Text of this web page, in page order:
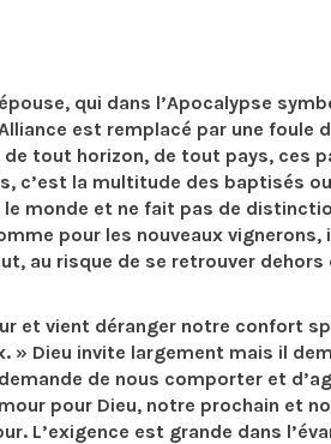
qui dans l’Apocalypse
est remplacé par une foule
tout horizon, de tout pays, ces
c’est la multitude des baptisés
monde et ne fait pas de
pour les nouveaux vignerons,
au risque de se retrouver
et vient déranger notre confort
Dieu invite largement mais il
de nous comporter et
pour Dieu, notre prochain et
L’exigence est grande dans